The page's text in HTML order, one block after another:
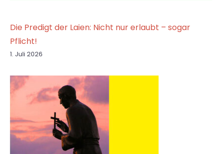
Die Predigt der Laien: Nicht nur erlaubt – sogar
Pflicht!
1. Juli 2026